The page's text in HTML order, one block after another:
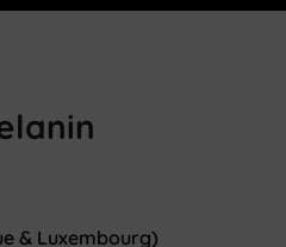
& Luxembourg)